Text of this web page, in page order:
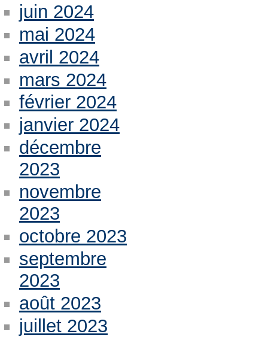
juin 2024
mai 2024
avril 2024
mars 2024
février 2024
janvier 2024
décembre
2023
novembre
2023
octobre 2023
septembre
2023
août 2023
juillet 2023